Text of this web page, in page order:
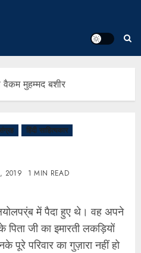
वैकम मुहम्मद बशीर
हिंदी साहित्यकार
2019 1 MIN READ
में पैदा हुए थे। वह अपने
जी का इमारती लकड़ियों
परिवार का गुज़ारा नहीं हो